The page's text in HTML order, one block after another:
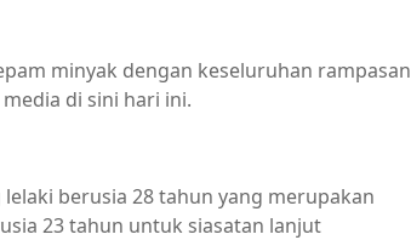
minyak dengan keseluruhan rampasan
di sini hari ini.
berusia 28 tahun yang merupakan
23 tahun untuk siasatan lanjut